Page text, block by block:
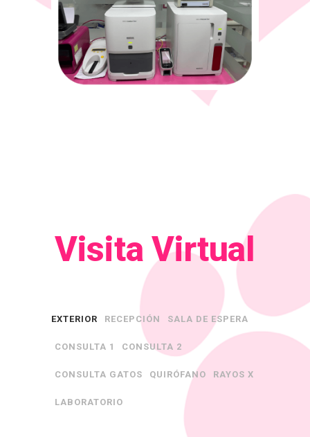
Visita Virtual
EXTERIOR RECEPCIÓN SALA DE ESPERA
CONSULTA 1 CONSULTA 2
CONSULTA GATOS QUIRÓFANO RAYOS X
LABORATORIO